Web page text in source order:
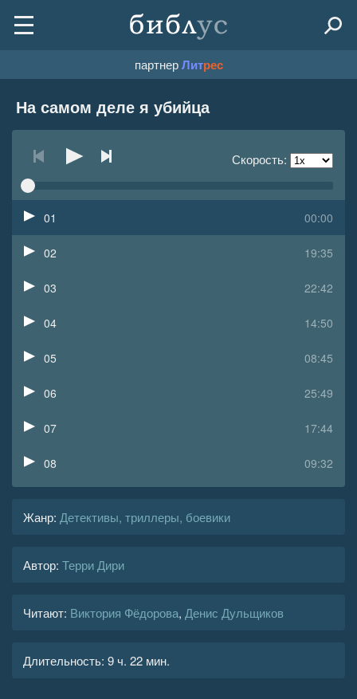
партнерЛитрес
На самом деле я убийца
Скорость:
00:00
01
19:35
02
22:42
03
14:50
04
08:45
05
25:49
06
17:44
07
09:32
08
11
Жанр: Детективы, триллеры, боевики
Автор: Терри Дири
Читают: Виктория Фёдорова, Денис Дульщиков
Длительность: 9 ч. 22 мин.